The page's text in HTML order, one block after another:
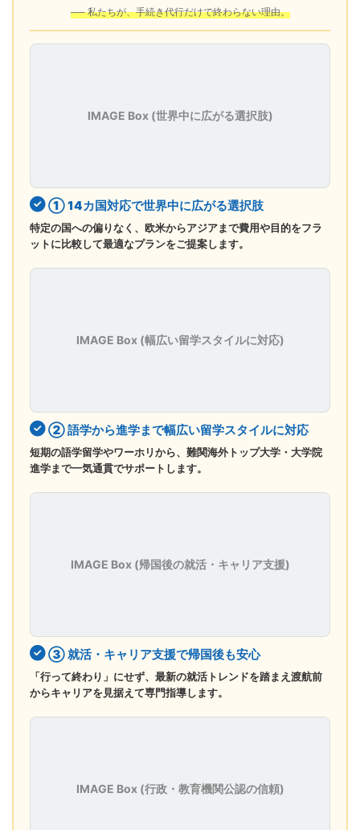
── 私たちが、手続き代行だけで終わらない理由。
IMAGE Box (世界中に広がる選択肢)
① 14カ国対応で世界中に広がる選択肢
特定の国への偏りなく、欧米からアジアまで費用や目的をフラ
ットに比較して最適なプランをご提案します。
IMAGE Box (幅広い留学スタイルに対応)
② 語学から進学まで幅広い留学スタイルに対応
短期の語学留学やワーホリから、難関海外トップ大学・大学院
進学まで一気通貫でサポートします。
IMAGE Box (帰国後の就活・キャリア支援)
③ 就活・キャリア支援で帰国後も安心
「行って終わり」にせず、最新の就活トレンドを踏まえ渡航前
からキャリアを見据えて専門指導します。
IMAGE Box (行政・教育機関公認の信頼)